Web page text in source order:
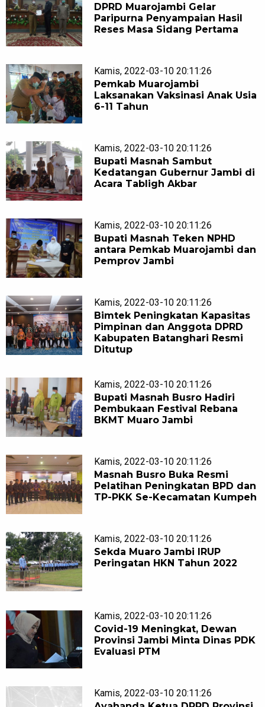
DPRD Muarojambi Gelar
Paripurna Penyampaian Hasil
Reses Masa Sidang Pertama
Kamis, 2022-03-10 20:11:26
Pemkab Muarojambi
Laksanakan Vaksinasi Anak Usia
6-11 Tahun
Kamis, 2022-03-10 20:11:26
Bupati Masnah Sambut
Kedatangan Gubernur Jambi di
Acara Tabligh Akbar
Kamis, 2022-03-10 20:11:26
Bupati Masnah Teken NPHD
antara Pemkab Muarojambi dan
Pemprov Jambi
Kamis, 2022-03-10 20:11:26
Bimtek Peningkatan Kapasitas
Pimpinan dan Anggota DPRD
Kabupaten Batanghari Resmi
Ditutup
Kamis, 2022-03-10 20:11:26
Bupati Masnah Busro Hadiri
Pembukaan Festival Rebana
BKMT Muaro Jambi
Kamis, 2022-03-10 20:11:26
Masnah Busro Buka Resmi
Pelatihan Peningkatan BPD dan
TP-PKK Se-Kecamatan Kumpeh
Kamis, 2022-03-10 20:11:26
Sekda Muaro Jambi IRUP
Peringatan HKN Tahun 2022
Kamis, 2022-03-10 20:11:26
Covid-19 Meningkat, Dewan
Provinsi Jambi Minta Dinas PDK
Evaluasi PTM
Kamis, 2022-03-10 20:11:26